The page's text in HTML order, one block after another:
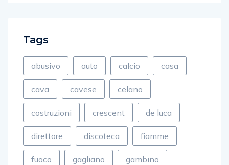
Tags
abusivo auto calcio casa
cava cavese celano
costruzioni crescent de luca
direttore discoteca fiamme
fuoco gagliano gambino